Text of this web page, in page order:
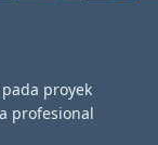
proyek
profesional